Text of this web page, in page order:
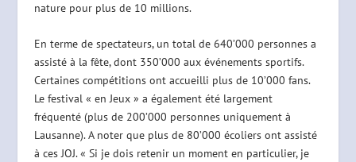
nature pour plus de 10 millions.
En terme de spectateurs, un total de 640’000 personnes a
assisté à la fête, dont 350’000 aux événements sportifs.
Certaines compétitions ont accueilli plus de 10’000 fans.
Le festival « en Jeux » a également été largement
fréquenté (plus de 200’000 personnes uniquement à
Lausanne). A noter que plus de 80’000 écoliers ont assisté
à ces JOJ. « Si je dois retenir un moment en particulier, je